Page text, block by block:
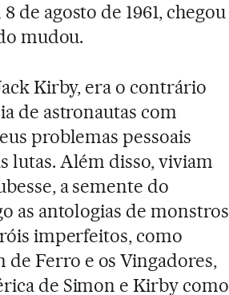
de agosto de 1961, chegou
mudou.
Kirby, era o contrário
de astronautas com
problemas pessoais
lutas. Além disso, viviam
a semente do
as antologias de monstros
imperfeitos, como
Ferro e os Vingadores,
de Simon e Kirby como